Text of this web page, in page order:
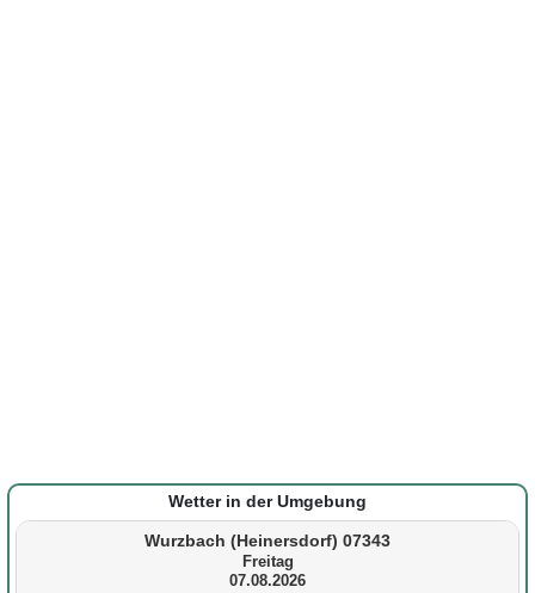
Wetter in der Umgebung
Wurzbach (Heinersdorf) 07343
Freitag
07.08.2026